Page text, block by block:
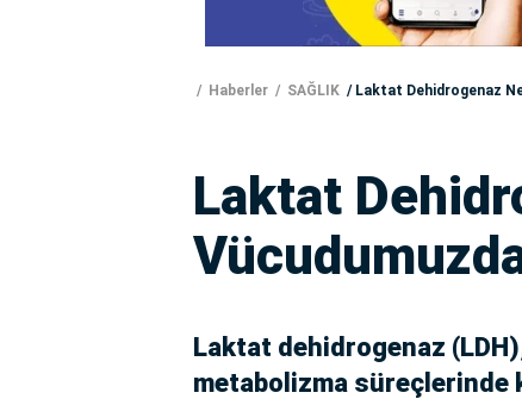
Haberler SAĞLIK Laktat Dehidrogenaz
Laktat
Laktat dehidrogenaz
metabolizma süreçlerinde